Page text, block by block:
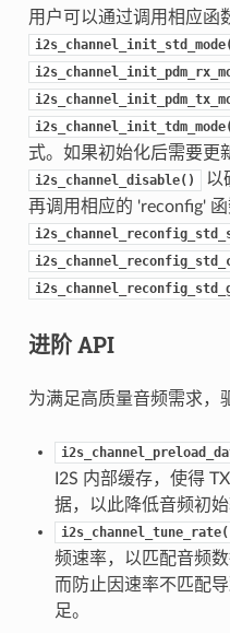
用户可以通过调用相应函
式。如果初始化后需要更
i2s_channel_disable()
以
再调用相应的 'reconfig' 函
进阶 API
为满足高质量音频需求，
I2S 内部缓存，使得
据，以此降低音频初始
频速率，以匹配音频
而防止因速率不匹配
足。